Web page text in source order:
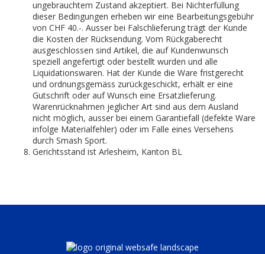
ungebrauchtem Zustand akzeptiert. Bei Nichterfüllung
dieser Bedingungen erheben wir eine Bearbeitungsgebühr
von CHF 40.-. Ausser bei Falschlieferung trägt der Kunde
die Kosten der Rücksendung. Vom Rückgaberecht
ausgeschlossen sind Artikel, die auf Kundenwunsch
speziell angefertigt oder bestellt wurden und alle
Liquidationswaren. Hat der Kunde die Ware fristgerecht
und ordnungsgemäss zurückgeschickt, erhält er eine
Gutschrift oder auf Wunsch eine Ersatzlieferung.
Warenrücknahmen jeglicher Art sind aus dem Ausland
nicht möglich, ausser bei einem Garantiefall (defekte Ware
infolge Materialfehler) oder im Falle eines Versehens
durch Smash Sport.
Gerichtsstand ist Arlesheim, Kanton BL